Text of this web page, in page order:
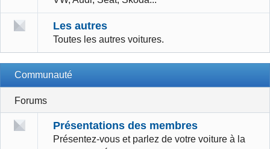
Les autres
Toutes les autres voitures.
Communauté
Forums
Présentations des membres
Présentez-vous et parlez de votre voiture à la